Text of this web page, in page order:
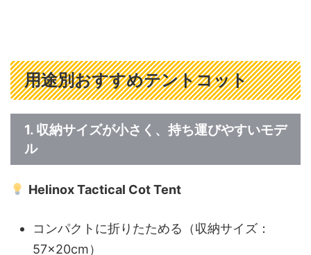
用途別おすすめテントコット
1. 収納サイズが小さく、持ち運びやすいモデ
ル
Helinox Tactical Cot Tent
コンパクトに折りたためる（収納サイズ：
57×20cm）